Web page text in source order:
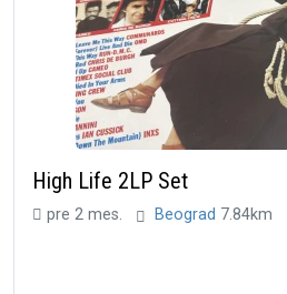
High Life 2LP Set
pre 2 mes. Beograd 7.84km